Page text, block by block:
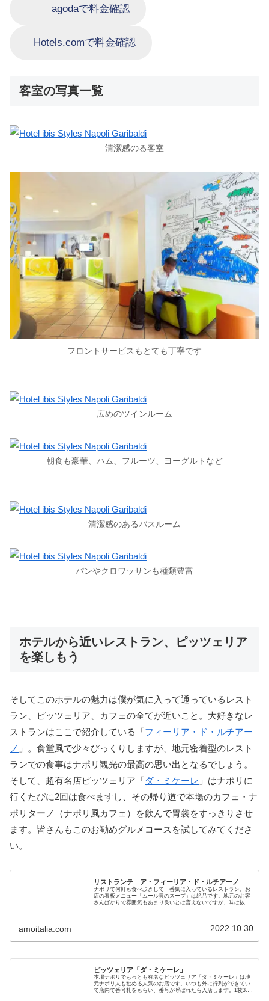
agodaで料金確認
Hotels.comで料金確認
客室の写真一覧
清潔感のる客室
フロントサービスもとても丁寧です
広めのツインルーム
朝食も豪華、ハム、フルーツ、ヨーグルトなど
清潔感のあるバスルーム
パンやクロワッサンも種類豊富
ホテルから近いレストラン、ピッツェリア
を楽しもう
そしてこのホテルの魅力は僕が気に入って通っているレスト
ラン、ピッツェリア、カフェの全てが近いこと。大好きなレ
ストランはここで紹介している「フィーリア・ド・ルチアー
ノ 」。食堂風で少々びっくりしますが、地元密着型のレスト
ランでの食事はナポリ観光の最高の思い出となるでしょう。
そして、超有名店ピッツェリア「ダ・ミケーレ 」はナポリに
行くたびに2回は食べますし、その帰り道で本場のカフェ・ナ
ポリターノ（ナポリ風カフェ）を飲んで胃袋をすっきりさせ
ます。皆さんもこのお勧めグルメコースを試してみてくださ
い。
リストランテ ア・フィーリア・ド・ルチアーノ
ナポリで何軒も食べ歩きして一番気に入っているレストラン。お
店の看板メニュー「ムール貝のスープ」は絶品です。地元のお客
さんばかりで雰囲気もあまり良いとは言えないですが、味は抜群
amoitalia.com 2022.10.30
ピッツェリア「ダ・ミケーレ」
本場ナポリでもっとも有名なピッツェリア「ダ・ミケーレ」は地
元ナポリ人も勧める人気のお店です。いつも外に行列ができてい
て店内で番号札をもらい、番号が呼ばれたら入店します。1枚3.5